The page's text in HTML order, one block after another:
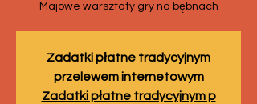
Majowe warsztaty gry na bębnach
Zadatki płatne tradycyjnym
przelewem internetowym
Zadatki płatne tradycyjnym p